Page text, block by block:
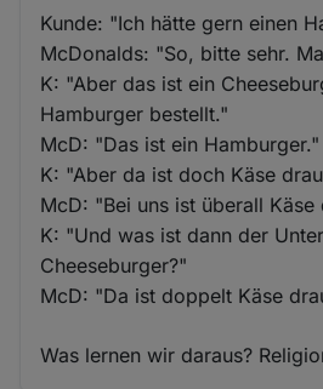
Kunde: "Ich hätte gern einen
McDonalds: "So, bitte sehr.
K: "Aber das ist ein
Hamburger bestellt."
McD: "Das ist ein Hamburger."
K: "Aber da ist doch Käse
McD: "Bei uns ist überall Käse
K: "Und was ist dann der
Cheeseburger?"
McD: "Da ist doppelt Käse
Was lernen wir daraus?